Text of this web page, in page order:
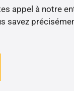
appel à notre
savez